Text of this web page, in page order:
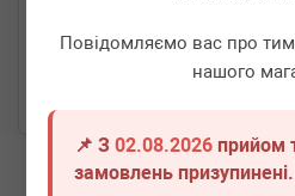
Повідомляємо вас про
нашого
📌 З02.08.2026 прийом
замовлень призупинені.
110грн
Перша 1